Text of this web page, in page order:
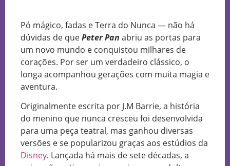
Pó mágico, fadas e Terra do Nunca — não há
dúvidas de quePeter Pan abriu as portas para
um novo mundo e conquistou milhares de
corações. Por ser um verdadeiro clássico, o
longa acompanhou gerações com muita magia e
aventura.
Originalmente escrita por J.M Barrie, a história
do menino que nunca cresceu foi desenvolvida
para uma peça teatral, mas ganhou diversas
versões e se popularizou graças aos estúdios da
Disney. Lançada há mais de sete décadas, a